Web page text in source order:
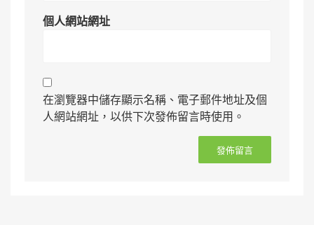
個人網站網址
在瀏覽器中儲存顯示名稱、電子郵件地址及個
人網站網址，以供下次發佈留言時使用。